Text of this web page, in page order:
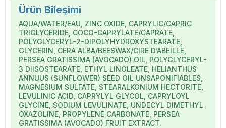
Ürün Bileşimi
AQUA/WATER/EAU, ZINC OXIDE, CAPRYLIC/CAPRIC
TRIGLYCERIDE, COCO-CAPRYLATE/CAPRATE,
POLYGLYCERYL-2-DIPOLYHYDROXYSTEARATE,
GLYCERIN, CERA ALBA/BEESWAX/CIRE D’ABEILLE,
PERSEA GRATISSIMA (AVOCADO) OIL, POLYGLYCERYL-
3 DIISOSTEARATE, ETHYL LINOLEATE, HELIANTHUS
ANNUUS (SUNFLOWER) SEED OIL UNSAPONIFIABLES,
MAGNESIUM SULFATE, STEARALKONIUM HECTORITE,
LEVULINIC ACID, CAPRYLYL GLYCOL, CAPRYLOYL
GLYCINE, SODIUM LEVULINATE, UNDECYL DIMETHYL
OXAZOLINE, PROPYLENE CARBONATE, PERSEA
GRATISSIMA (AVOCADO) FRUIT EXTRACT.